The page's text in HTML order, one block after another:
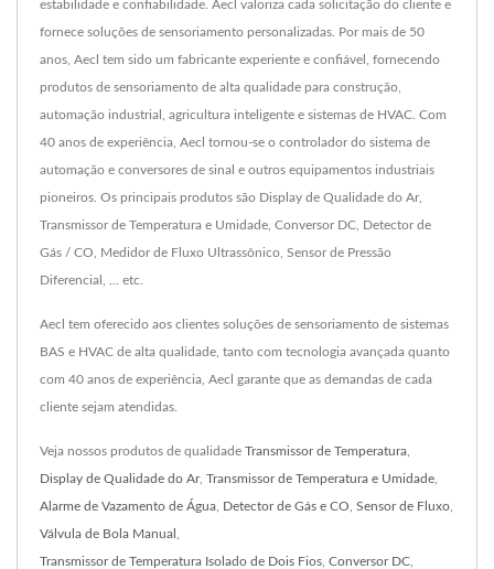
estabilidade e confiabilidade. Aecl valoriza cada solicitação do cliente e
fornece soluções de sensoriamento personalizadas. Por mais de 50
anos, Aecl tem sido um fabricante experiente e confiável, fornecendo
produtos de sensoriamento de alta qualidade para construção,
automação industrial, agricultura inteligente e sistemas de HVAC. Com
40 anos de experiência, Aecl tornou-se o controlador do sistema de
automação e conversores de sinal e outros equipamentos industriais
pioneiros. Os principais produtos são Display de Qualidade do Ar,
Transmissor de Temperatura e Umidade, Conversor DC, Detector de
Gás / CO, Medidor de Fluxo Ultrassônico, Sensor de Pressão
Diferencial, ... etc.
Aecl tem oferecido aos clientes soluções de sensoriamento de sistemas
BAS e HVAC de alta qualidade, tanto com tecnologia avançada quanto
com 40 anos de experiência, Aecl garante que as demandas de cada
cliente sejam atendidas.
Veja nossos produtos de qualidade Transmissor de Temperatura
Display de Qualidade do Ar, Transmissor de Temperatura e Umidade
Alarme de Vazamento de Água Detector de Gás e CO Sensor de Fluxo
Válvula de Bola Manual
Transmissor de Temperatura Isolado de Dois Fios Conversor DC